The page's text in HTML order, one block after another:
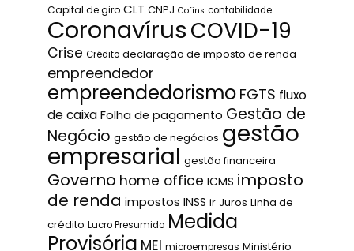
Capital de giro CLT CNPJ Cofins contabilidade
CoronavírusCOVID-19
Crise Crédito declaração de imposto de renda
empreendedor
empreendedorismo FGTS fluxo
de caixa Folha de pagamento Gestão de
Negócio gestão de negócios gestão
empresarial gestão financeira
Governo home office ICMS imposto
de renda impostos INSS ir Juros Linha de
crédito Lucro Presumido Medida
Provisória MEI microempresas Ministério